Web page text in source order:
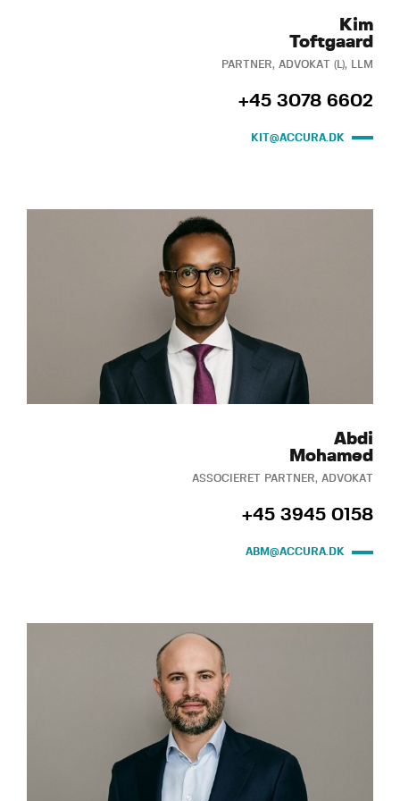
Kim
Toftgaard
PARTNER, ADVOKAT (L), LLM
+45 3078 6602
KIT@ACCURA.DK
Abdi
Mohamed
ASSOCIERET PARTNER, ADVOKAT
+45 3945 0158
ABM@ACCURA.DK